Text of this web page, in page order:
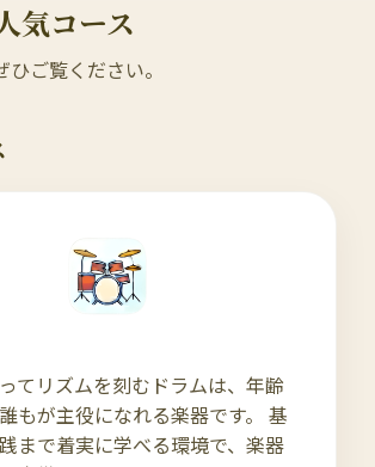
気コース
ご覧ください。
てリズムを刻むドラムは、年齢
もが主役になれる楽器です。 基
まで着実に学べる環境で、楽器